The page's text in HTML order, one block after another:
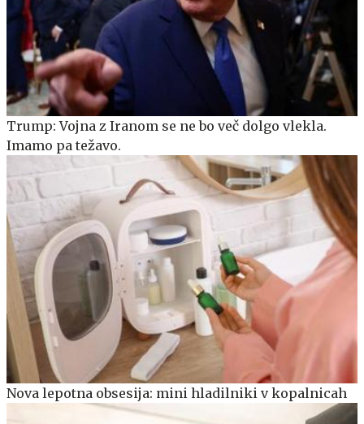
Trump: Vojna z Iranom se ne bo več dolgo vlekla.
Imamo pa težavo.
Nova lepotna obsesija: mini hladilniki v kopalnicah